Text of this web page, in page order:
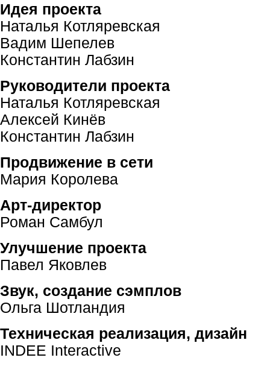
Идея проекта
Наталья Котляревская
Вадим Шепелев
Константин Лабзин
Руководители проекта
Наталья Котляревская
Алексей Кинёв
Константин Лабзин
Продвижение в сети
Мария Королева
Арт-директор
Роман Самбул
Улучшение проекта
Павел Яковлев
Звук, создание сэмплов
Ольга Шотландия
Техническая реализация, дизайн
INDEE Interactive